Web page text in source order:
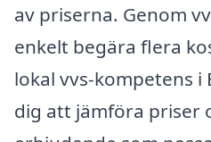
av priserna. Genom
enkelt begära flera
lokal vvs-kompetens i
dig att jämföra priser